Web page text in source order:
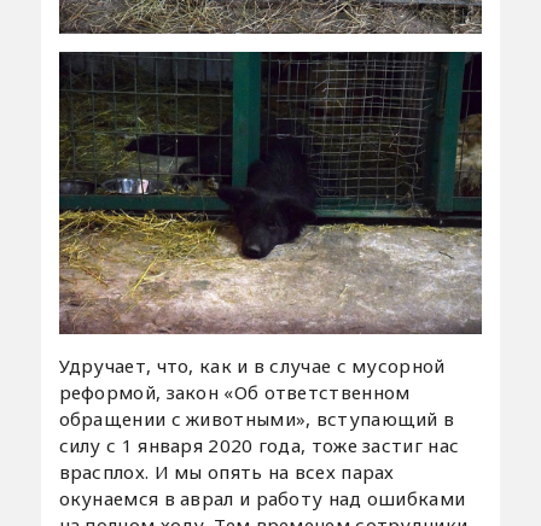
Удручает, что, как и в случае с мусорной
реформой, закон «Об ответственном
обращении с животными», вступающий в
силу с 1 января 2020 года, тоже застиг нас
врасплох. И мы опять на всех парах
окунаемся в аврал и работу над ошибками